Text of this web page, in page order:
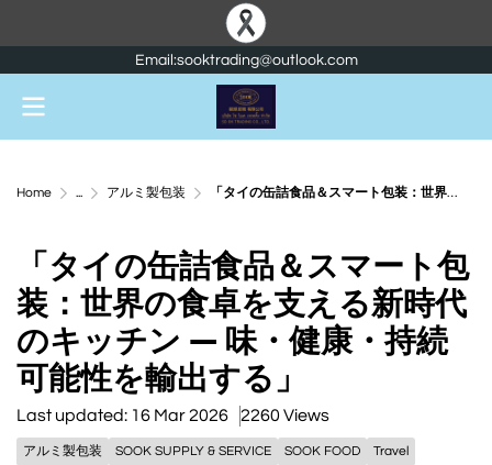
Email:sooktrading@outlook.com
Home ... アルミ製包装 「タイの缶詰食品＆スマート包装：世界の食卓を支える新時代のキッチン ― 味・健康・持続可能性を輸出する」
「タイの缶詰食品＆スマート包
装：世界の食卓を支える新時代
のキッチン ― 味・健康・持続
可能性を輸出する」
Last updated: 16 Mar 2026 2260 Views
アルミ製包装 SOOK SUPPLY & SERVICE SOOK FOOD Travel